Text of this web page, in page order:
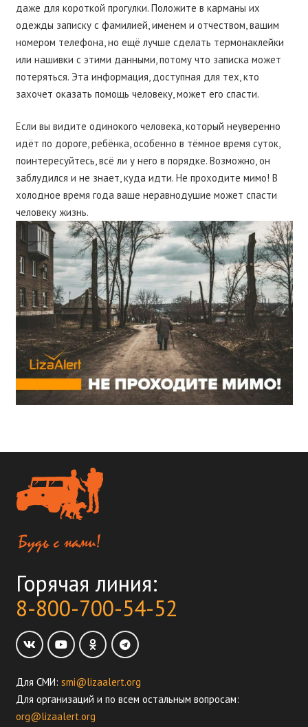
даже для короткой прогулки. Положите в карманы их
одежды записку с фамилией, именем и отчеством, вашим
номером телефона, но ещё лучше сделать термонаклейки
или нашивки с этими данными, потому что записка может
потеряться. Эта информация, доступная для тех, кто
захочет оказать помощь человеку, может его спасти.
Если вы видите одинокого человека, который неуверенно
идёт по дороге, ребёнка, особенно в тёмное время суток,
поинтересуйтесь, всё ли у него в порядке. Возможно, он
заблудился и не знает, куда идти. Не проходите мимо! В
холодное время года ваше неравнодушие может спасти
человеку жизнь.
Горячая линия:
8-800-700-54-52
Для СМИ: smi@lizaalert.org
Для организаций и по всем остальным вопросам:
org@lizaalert.org